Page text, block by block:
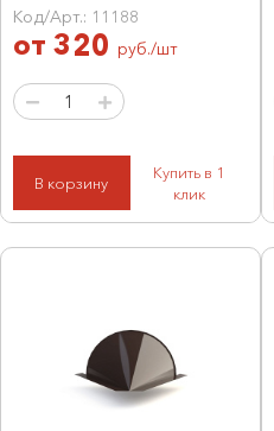
Код/Арт.: 11188
от 320 руб./шт
В корзину
Купить в 1
клик